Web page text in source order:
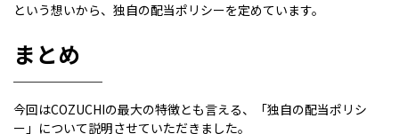
という想いから、独自の配当ポリシーを定めています。
まとめ
今回はCOZUCHIの最大の特徴とも言える、「独自の配当ポリシ
ー」について説明させていただきました。